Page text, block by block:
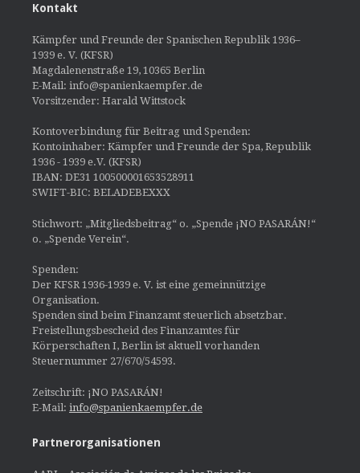
Kontakt
Kämpfer und Freunde der Spanischen Republik 1936–
1939 e. V. (KFSR)
Magdalenenstraße 19, 10365 Berlin
E-Mail: info@spanienkaempfer.de
Vorsitzender: Harald Wittstock
Kontoverbindung für Beitrag und Spenden:
Kontoinhaber: Kämpfer und Freunde der Spa, Republik
1936 - 1939 e.V. (KFSR)
IBAN: DE31 100500001653528911
SWIFT-BIC: BELADEBEXXX
Stichwort: „Mitgliedsbeitrag“ o. „Spende ¡NO PASARÁN!“
o. „Spende Verein“.
Spenden:
Der KFSR 1936-1939 e. V. ist eine gemeinnützige
Organisation.
Spenden sind beim Finanzamt steuerlich absetzbar.
Freistellungsbescheid des Finanzamtes für
Körperschaften I, Berlin ist aktuell vorhanden
Steuernummer 27/670/54593.
Zeitschrift: ¡NO PASARÁN!
E-Mail: info@spanienkaempfer.de
Partnerorganisationen